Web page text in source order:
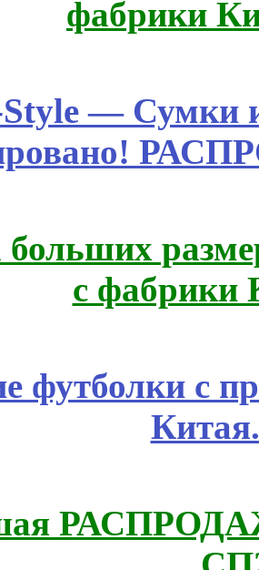
фабрики
Style — Сумки
с фабрики
футболки с